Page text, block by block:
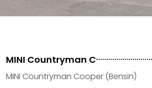
MINI Countryman C
MINI Countryman Cooper (Bensin)